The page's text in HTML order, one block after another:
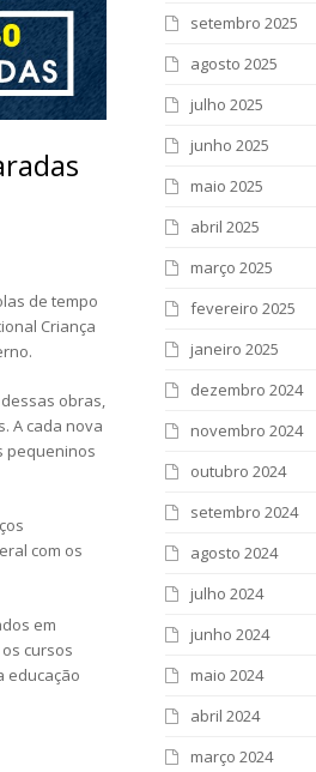
de tempo
Criança
obras,
A cada nova
pequeninos
com os
em
cursos
educação
setembro 2025
agosto 2025
julho 2025
junho 2025
maio 2025
abril 2025
março 2025
fevereiro 2025
janeiro 2025
dezembro 2024
novembro 2024
outubro 2024
setembro 2024
agosto 2024
julho 2024
junho 2024
maio 2024
abril 2024
março 2024